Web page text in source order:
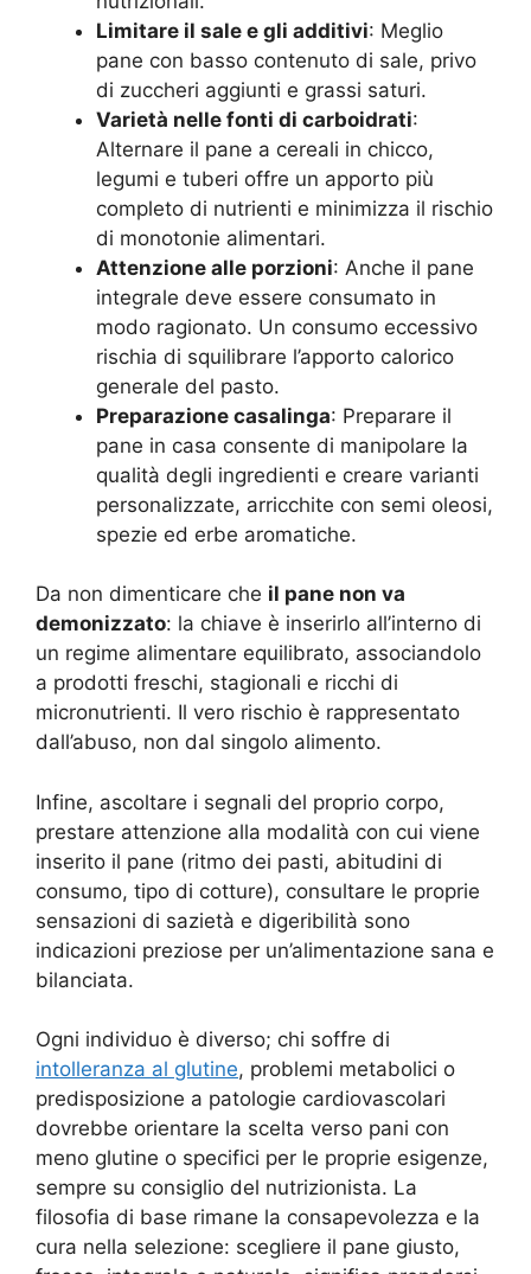
Limitare il sale e gli additivi: Meglio
pane con basso contenuto di sale, privo
di zuccheri aggiunti e grassi saturi.
Varietà nelle fonti di carboidrati:
Alternare il pane a cereali in chicco,
legumi e tuberi offre un apporto più
completo di nutrienti e minimizza il rischio
di monotonie alimentari.
Attenzione alle porzioni: Anche il pane
integrale deve essere consumato in
modo ragionato. Un consumo eccessivo
rischia di squilibrare l’apporto calorico
generale del pasto.
Preparazione casalinga: Preparare il
pane in casa consente di manipolare la
qualità degli ingredienti e creare varianti
personalizzate, arricchite con semi oleosi,
spezie ed erbe aromatiche.
Da non dimenticare che il pane non va
demonizzato: la chiave è inserirlo all’interno di
un regime alimentare equilibrato, associandolo
a prodotti freschi, stagionali e ricchi di
micronutrienti. Il vero rischio è rappresentato
dall’abuso, non dal singolo alimento.
Infine, ascoltare i segnali del proprio corpo,
prestare attenzione alla modalità con cui viene
inserito il pane (ritmo dei pasti, abitudini di
consumo, tipo di cotture), consultare le proprie
sensazioni di sazietà e digeribilità sono
indicazioni preziose per un’alimentazione sana e
bilanciata.
Ogni individuo è diverso; chi soffre di
intolleranza al glutine, problemi metabolici o
predisposizione a patologie cardiovascolari
dovrebbe orientare la scelta verso pani con
meno glutine o specifici per le proprie esigenze,
sempre su consiglio del nutrizionista. La
filosofia di base rimane la consapevolezza e la
cura nella selezione: scegliere il pane giusto,